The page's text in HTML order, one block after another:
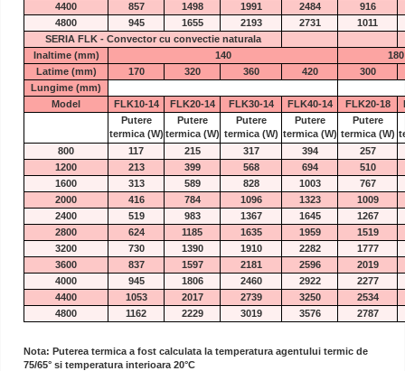
4400
857 1498 1991 2484
916
4800
945 1655 2193 2731
1011
SERIA FLK - Convector cu convectie naturala
Inaltime (mm)
140
180
Latime (mm)
170 320 360 420
300
Lungime (mm)
Model
FLK10-14 FLK20-14 FLK30-14 FLK40-14 FLK20-18
Putere
termica (W)
Putere
termica (W)
Putere
termica (W)
Putere
termica (W)
Putere
termica (W)
800
117 215 317 394
257
1200
213 399 568 694
510
1600
313 589 828 1003
767
2000
416 784 1096 1323
1009
2400
519 983 1367 1645
1267
2800
624 1185 1635 1959
1519
3200
730 1390 1910 2282
1777
3600
837 1597 2181 2596
2019
4000
945 1806 2460 2922
2277
4400
1053 2017 2739 3250
2534
4800
1162 2229 3019 3576 2787
Nota: Puterea termica a fost calculata la temperatura agentului termic de
75/65° si temperatura interioara 20°C